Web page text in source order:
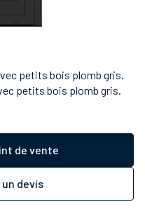
petits bois plomb gris.
petits bois plomb gris.
de vente
devis